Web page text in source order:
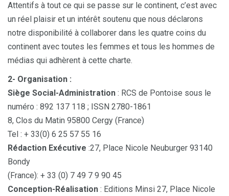
Attentifs à tout ce qui se passe sur le continent, c’est avec
un réel plaisir et un intérêt soutenu que nous déclarons
notre disponibilité à collaborer dans les quatre coins du
continent avec toutes les femmes et tous les hommes de
médias qui adhèrent à cette charte.
2- Organisation :
Siège Social-Administration : RCS de Pontoise sous le
numéro : 892 137 118 ; ISSN 2780-1861
8, Clos du Matin 95800 Cergy (France)
Tel : + 33(0) 6 25 57 55 16
Rédaction Exécutive :27, Place Nicole Neuburger 93140
Bondy
(France): + 33 (0) 7 49 7 9 90 45
Conception-Réalisation : Editions Minsi 27, Place Nicole